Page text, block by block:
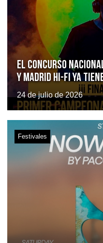
El Concurso
y Madrid Hi-Fi ya
24 de julio de 2026
Festivales